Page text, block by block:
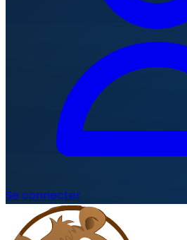
Se connecter